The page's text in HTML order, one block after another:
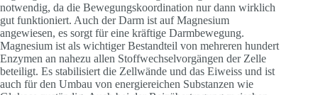
notwendig, da die Bewegungskoordination nur dann wirklich
gut funktioniert. Auch der Darm ist auf Magnesium
angewiesen, es sorgt für eine kräftige Darmbewegung.
Magnesium ist als wichtiger Bestandteil von mehreren hundert
Enzymen an nahezu allen Stoffwechselvorgängen der Zelle
beteiligt. Es stabilisiert die Zellwände und das Eiweiss und ist
auch für den Umbau von energiereichen Substanzen wie